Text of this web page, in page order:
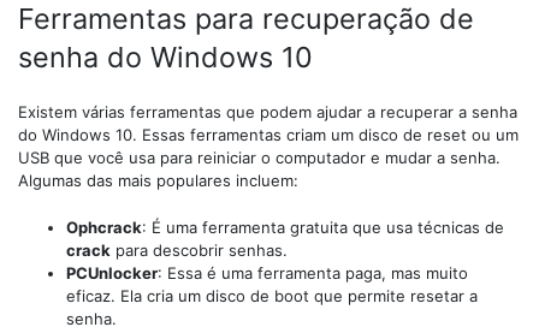
Ferramentas para recuperação de
senha do Windows 10
Existem várias ferramentas que podem ajudar a recuperar a senha
do Windows 10. Essas ferramentas criam um disco de reset ou um
USB que você usa para reiniciar o computador e mudar a senha.
Algumas das mais populares incluem:
Ophcrack: É uma ferramenta gratuita que usa técnicas de
crack para descobrir senhas.
PCUnlocker: Essa é uma ferramenta paga, mas muito
eficaz. Ela cria um disco de boot que permite resetar a
senha.